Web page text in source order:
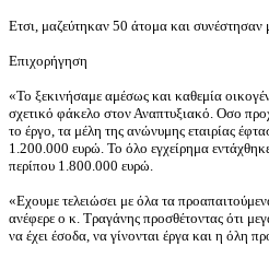
Ετσι, μαζεύτηκαν 50 άτομα και συνέστησαν
Επιχορήγηση
«Το ξεκινήσαμε αμέσως και καθεμία
σχετικό φάκελο στον Αναπτυξιακό. Οσο
το έργο, τα μέλη της ανώνυμης εταιρίας
1.200.000 ευρώ. Το όλο εγχείρημα
περίπου 1.800.000 ευρώ.
«Εχουμε τελειώσει με όλα τα
ανέφερε ο κ. Τραγάνης προσθέτοντας ότι
να έχει έσοδα, να γίνονται έργα και η όλη